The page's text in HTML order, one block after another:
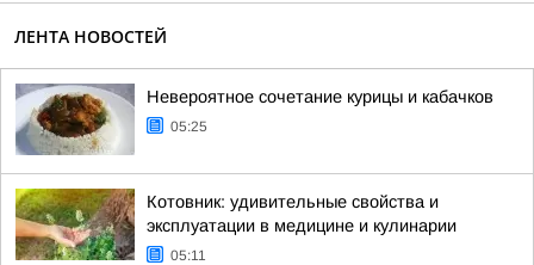
ЛЕНТА НОВОСТЕЙ
Невероятное сочетание курицы и кабачков
05:25
Котовник: удивительные свойства и
эксплуатации в медицине и кулинарии
05:11